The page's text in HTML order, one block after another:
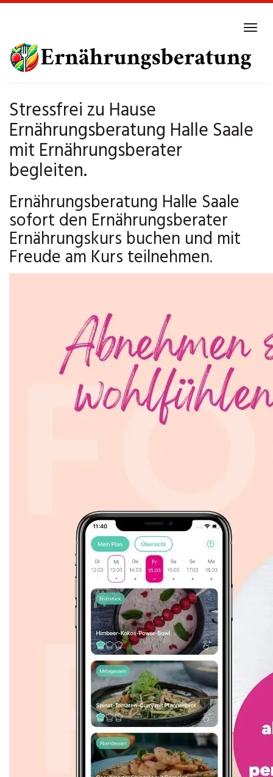
main
content
Stressfrei zu Hause
Ernährungsberatung Halle Saale
mit Ernährungsberater
begleiten.
Ernährungsberatung Halle Saale
sofort den Ernährungsberater
Ernährungskurs buchen und mit
Freude am Kurs teilnehmen.